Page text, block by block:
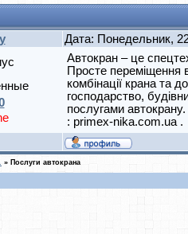
Дата: Понедельник,
Автокран – це
Просте переміщення
комбінації крана та
господарство,
послугами
: primex-nika.com.ua .
» Послуги автокрана